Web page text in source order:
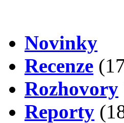
Novinky
Recenze
Rozhovory
Reporty